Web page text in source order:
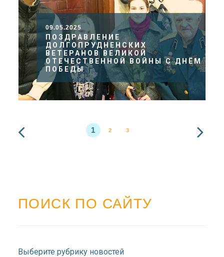
09.05.2025
ПОЗДРАВЛЕНИЕ
ДОЛГОПРУДНЕНСКИХ
ВЕТЕРАНОВ ВЕЛИКОЙ
ОТЕЧЕСТВЕННОЙ ВОЙНЫ С ДНЁМ
ПОБЕДЫ
1 2 3
ПОИСК ПО САЙТУ
Выберите рубрику новостей